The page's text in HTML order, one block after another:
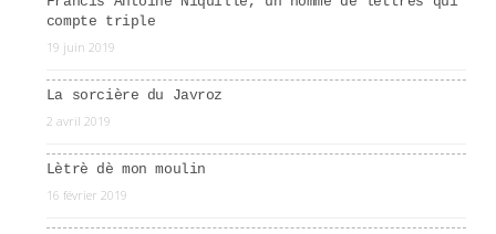
compte triple
19 juin 2019
La sorcière du Javroz
2 avril 2019
Lètrè dè mon moulin
16 février 2019